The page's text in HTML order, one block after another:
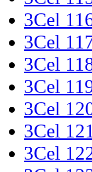
3Cel
3Cel
3Cel
3Cel
3Cel
3Cel
3Cel